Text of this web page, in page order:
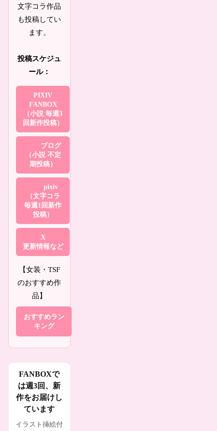
文字コラ作品
も投稿してい
ます。
投稿スケジュ
ール：
PIXIV
FANBOX
（小説 毎週3
回新作投稿）
ブログ
（小説 不定
期投稿）
pixiv
（文字コラ
毎週1回新作
投稿）
X
更新情報など
【女装・TSF
のおすすめ作
品】
おすすめラン
キング
FANBOXで
は週3回、新
作をお届けし
ています
イラスト挿絵付